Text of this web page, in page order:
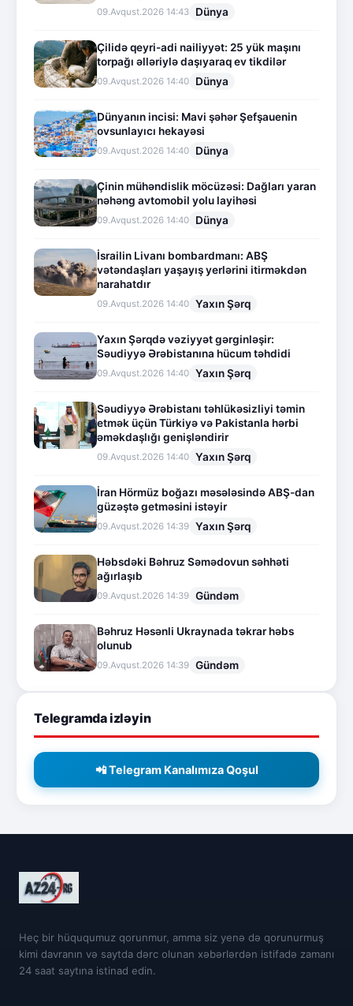
09.Avqust.2026 14:43 Dünya
Çilidə qeyri-adi nailiyyət: 25 yük maşını
torpağı əlləriylə daşıyaraq ev tikdilər
09.Avqust.2026 14:40 Dünya
Dünyanın incisi: Mavi şəhər Şefşauenin
ovsunlayıcı hekayəsi
09.Avqust.2026 14:40 Dünya
Çinin mühəndislik möcüzəsi: Dağları yaran
nəhəng avtomobil yolu layihəsi
09.Avqust.2026 14:40 Dünya
İsrailin Livanı bombardmanı: ABŞ
vətəndaşları yaşayış yerlərini itirməkdən
narahatdır
09.Avqust.2026 14:40 Yaxın Şərq
Yaxın Şərqdə vəziyyət gərginləşir:
Səudiyyə Ərəbistanına hücum təhdidi
09.Avqust.2026 14:40 Yaxın Şərq
Səudiyyə Ərəbistanı təhlükəsizliyi təmin
etmək üçün Türkiyə və Pakistanla hərbi
əməkdaşlığı genişləndirir
09.Avqust.2026 14:40 Yaxın Şərq
İran Hörmüz boğazı məsələsində ABŞ-dan
güzəştə getməsini istəyir
09.Avqust.2026 14:39 Yaxın Şərq
Həbsdəki Bəhruz Səmədovun səhhəti
ağırlaşıb
09.Avqust.2026 14:39 Gündəm
Bəhruz Həsənli Ukraynada təkrar həbs
olunub
09.Avqust.2026 14:39 Gündəm
Telegramda izləyin
📲 Telegram Kanalımıza Qoşul
Heç bir hüququmuz qorunmur, amma siz yenə də qorunurmuş
kimi davranın və saytda dərc olunan xəbərlərdən istifadə zamanı
24 saat saytına istinad edin.